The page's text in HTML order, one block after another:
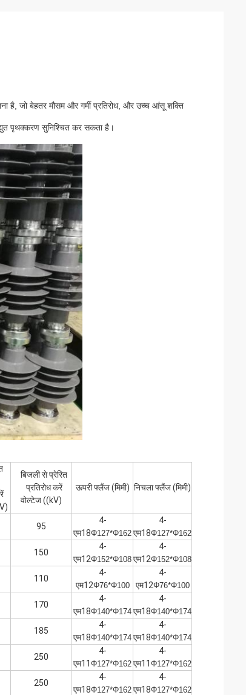
है, जो बेहतर मौसम और गर्मी प्रतिरोध, और उच्च आंसू शक्ति
पृथक्करण सुनिश्चित कर सकता है।
बिजली से प्रेरित
प्रतिरोध करें
वोल्टेज ((kV)
ऊपरी फ्लैंज (मिमी) निचला फ्लैंज (मिमी)
95
4-
एम18Φ127*Φ162
4-
एम18Φ127*Φ162
150
4-
एम12Φ152*Φ108
4-
एम12Φ152*Φ108
110
4-
एम12Φ76*Φ100
4-
एम12Φ76*Φ100
170
4-
एम18Φ140*Φ174
4-
एम18Φ140*Φ174
185
4-
एम18Φ140*Φ174
4-
एम18Φ140*Φ174
250
4-
एम11 Φ127*Φ162
4-
एम11 Φ127*Φ162
250
4-
एम18Φ127*Φ162
4-
एम18Φ127*Φ162